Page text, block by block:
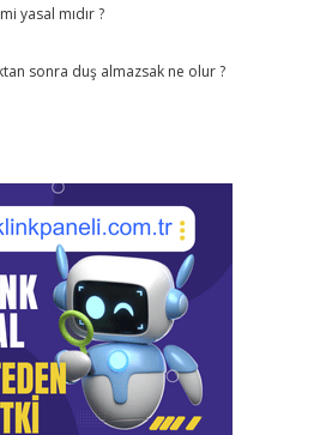
yasal mıdır ?
sonra duş almazsak ne olur ?